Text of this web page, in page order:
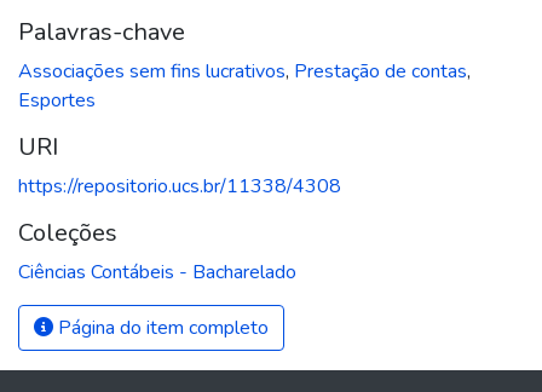
Palavras-chave
Associações sem fins lucrativos, Prestação de contas,
Esportes
URI
https://repositorio.ucs.br/11338/4308
Coleções
Ciências Contábeis - Bacharelado
Página do item completo